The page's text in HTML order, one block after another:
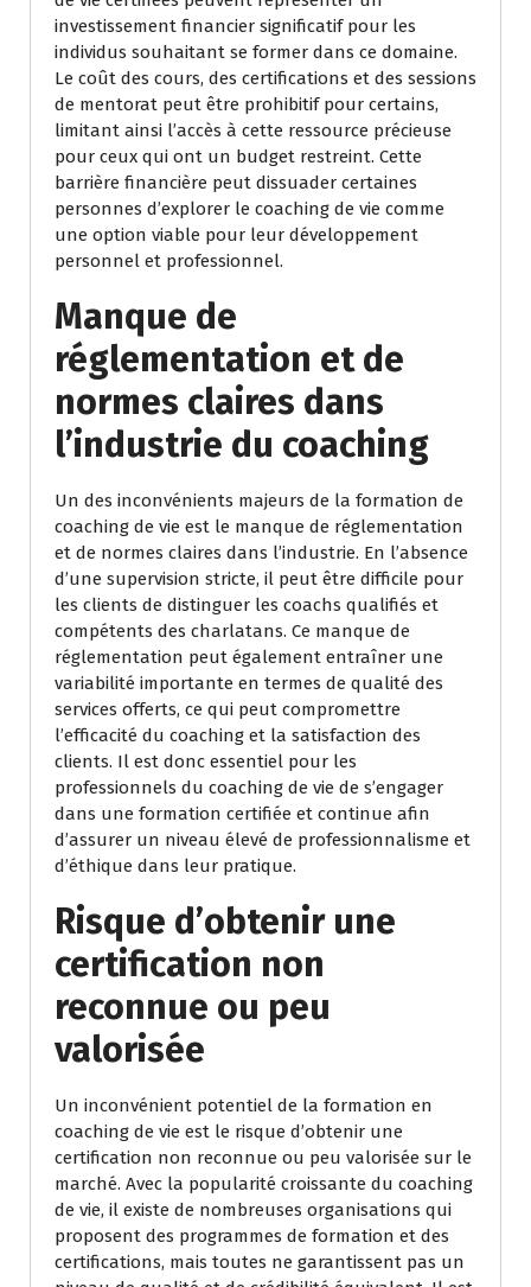
investissement financier significatif pour les
individus souhaitant se former dans ce domaine.
Le coût des cours, des certifications et des sessions
de mentorat peut être prohibitif pour certains,
limitant ainsi l’accès à cette ressource précieuse
pour ceux qui ont un budget restreint. Cette
barrière financière peut dissuader certaines
personnes d’explorer le coaching de vie comme
une option viable pour leur développement
personnel et professionnel.
Manque de
réglementation et de
normes claires dans
l’industrie du coaching
Un des inconvénients majeurs de la formation de
coaching de vie est le manque de réglementation
et de normes claires dans l’industrie. En l’absence
d’une supervision stricte, il peut être difficile pour
les clients de distinguer les coachs qualifiés et
compétents des charlatans. Ce manque de
réglementation peut également entraîner une
variabilité importante en termes de qualité des
services offerts, ce qui peut compromettre
l’efficacité du coaching et la satisfaction des
clients. Il est donc essentiel pour les
professionnels du coaching de vie de s’engager
dans une formation certifiée et continue afin
d’assurer un niveau élevé de professionnalisme et
d’éthique dans leur pratique.
Risque d’obtenir une
certification non
reconnue ou peu
valorisée
Un inconvénient potentiel de la formation en
coaching de vie est le risque d’obtenir une
certification non reconnue ou peu valorisée sur le
marché. Avec la popularité croissante du coaching
de vie, il existe de nombreuses organisations qui
proposent des programmes de formation et des
certifications, mais toutes ne garantissent pas un